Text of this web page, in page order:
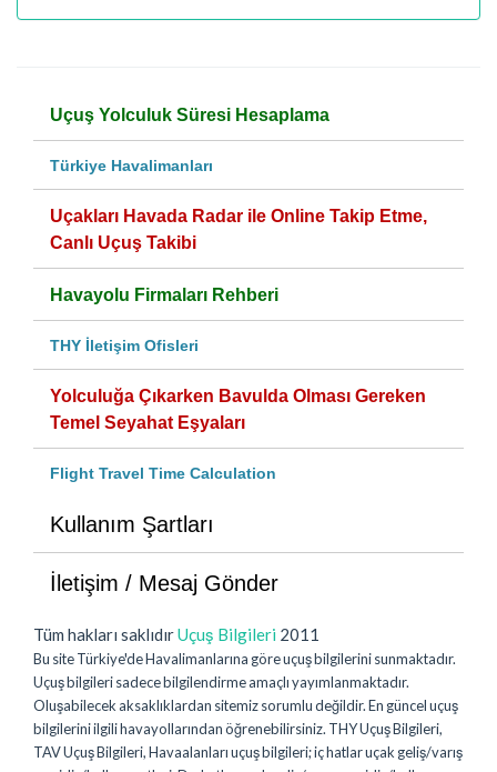
Uçuş Yolculuk Süresi Hesaplama
Türkiye Havalimanları
Uçakları Havada Radar ile Online Takip Etme,
Canlı Uçuş Takibi
Havayolu Firmaları Rehberi
THY İletişim Ofisleri
Yolculuğa Çıkarken Bavulda Olması Gereken
Temel Seyahat Eşyaları
Flight Travel Time Calculation
Kullanım Şartları
İletişim / Mesaj Gönder
Tüm hakları saklıdırUçuş Bilgileri 2011
Bu site Türkiye'de Havalimanlarına göre uçuş bilgilerini sunmaktadır.
Uçuş bilgileri sadece bilgilendirme amaçlı yayımlanmaktadır.
Oluşabilecek aksaklıklardan sitemiz sorumlu değildir. En güncel uçuş
bilgilerini ilgili havayollarından öğrenebilirsiniz. THY Uçuş Bilgileri,
TAV Uçuş Bilgileri, Havaalanları uçuş bilgileri; iç hatlar uçak geliş/varış